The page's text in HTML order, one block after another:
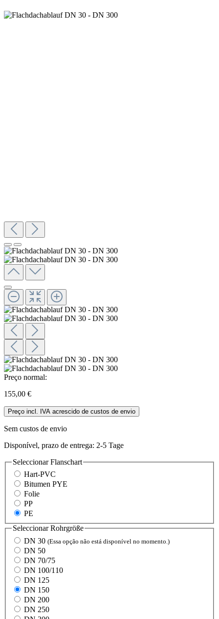
Preço normal:
155,00 €
Preço incl. IVA acrescido de custos de envio
Sem custos de envio
Disponível, prazo de entrega: 2-5 Tage
SeleccionarFlanschart
Hart-PVC
Bitumen PYE
Folie
PP
PE
SeleccionarRohrgröße
DN 30 (Essa opção não está disponível no momento.)
DN 50
DN 70/75
DN 100/110
DN 125
DN 150
DN 200
DN 250